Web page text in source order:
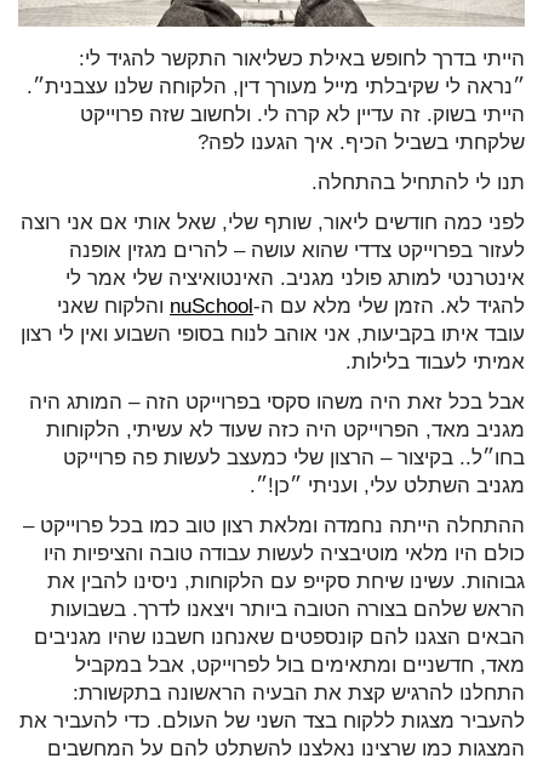
הייתי בדרך לחופש באילת כשליאור התקשר להגיד לי:
״נראה לי שקיבלתי מייל מעורך דין, הלקוחה שלנו עצבנית״.
הייתי בשוק. זה עדיין לא קרה לי. ולחשוב שזה פרוייקט
שלקחתי בשביל הכיף. איך הגענו לפה?
תנו לי להתחיל בהתחלה.
לפני כמה חודשים ליאור, שותף שלי, שאל אותי אם אני רוצה
לעזור בפרוייקט צדדי שהוא עושה – להרים מגזין אופנה
אינטרנטי למותג פולני מגניב. האינטואיציה שלי אמר לי
להגיד לא. הזמן שלי מלא עם ה- nuSchool והלקוח שאני
עובד איתו בקביעות, אני אוהב לנוח בסופי השבוע ואין לי רצון
אמיתי לעבוד בלילות.
אבל בכל זאת היה משהו סקסי בפרוייקט הזה – המותג היה
מגניב מאד, הפרוייקט היה כזה שעוד לא עשיתי, הלקוחות
בחו״ל.. בקיצור – הרצון שלי כמעצב לעשות פה פרוייקט
מגניב השתלט עלי, ועניתי ״כן!״.
ההתחלה הייתה נחמדה ומלאת רצון טוב כמו בכל פרוייקט –
כולם היו מלאי מוטיבציה לעשות עבודה טובה והציפיות היו
גבוהות. עשינו שיחת סקייפ עם הלקוחות, ניסינו להבין את
הראש שלהם בצורה הטובה ביותר ויצאנו לדרך. בשבועות
הבאים הצגנו להם קונספטים שאנחנו חשבנו שהיו מגניבים
מאד, חדשניים ומתאימים בול לפרוייקט, אבל במקביל
התחלנו להרגיש קצת את הבעיה הראשונה בתקשורת:
להעביר מצגות ללקוח בצד השני של העולם. כדי להעביר את
המצגות כמו שרצינו נאלצנו להשתלט להם על המחשבים